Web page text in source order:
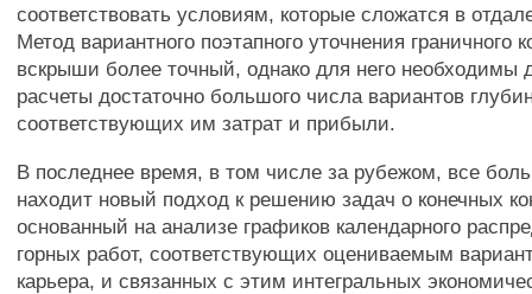
соответствовать условиям, которые сложатся в
Метод вариантного поэтапного уточнения граничного
вскрыши более точный, однако для него необходимы
расчеты достаточно большого числа вариантов
соответствующих им затрат и прибыли.
В последнее время, в том числе за рубежом, все
находит новый подход к решению задач о конечных
основанный на анализе графиков календарного
горных работ, соответствующих оцениваемым
карьера, и связанных с этим интегральных